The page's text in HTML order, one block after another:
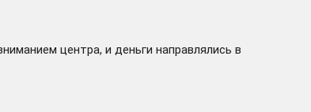
центра, и деньги направлялись в